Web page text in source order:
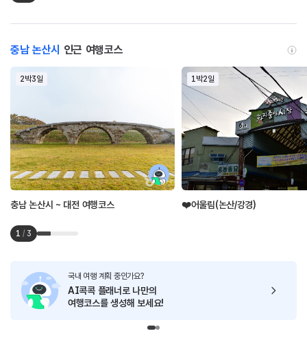
충남 논산시 인근 여행코스
2박3일
충남 논산시 ~ 대전 여행코스
1박2일
❤️어울림(논산/강경)
1 / 3
국내 여행 계획 중인가요?
AI콕콕 플래너로 나만의
여행코스를 생성해 보세요!